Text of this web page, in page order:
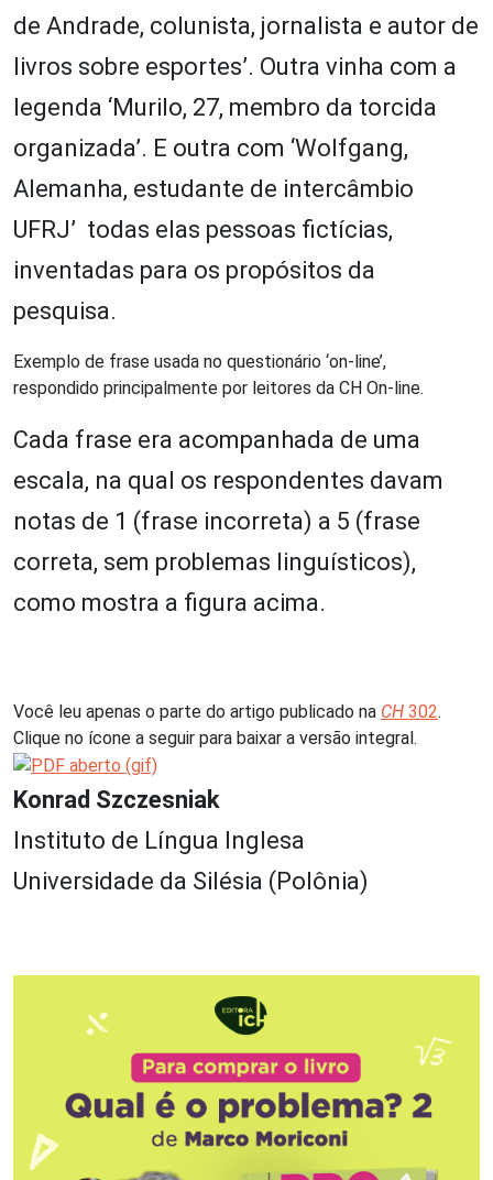
de Andrade, colunista, jornalista e autor de
livros sobre esportes’. Outra vinha com a
legenda ‘Murilo, 27, membro da torcida
organizada’. E outra com ‘Wolfgang,
Alemanha, estudante de intercâmbio
UFRJ’ todas elas pessoas fictícias,
inventadas para os propósitos da
pesquisa.
Exemplo de frase usada no questionário ‘on-line’,
respondido principalmente por leitores da CH On-line.
Cada frase era acompanhada de uma
escala, na qual os respondentes davam
notas de 1 (frase incorreta) a 5 (frase
correta, sem problemas linguísticos),
como mostra a figura acima.
Você leu apenas o parte do artigo publicado na CH 302.
Clique no ícone a seguir para baixar a versão integral.
Konrad Szczesniak
Instituto de Língua Inglesa
Universidade da Silésia (Polônia)